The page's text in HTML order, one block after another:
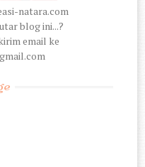
natara.com
blog ini...?
email ke